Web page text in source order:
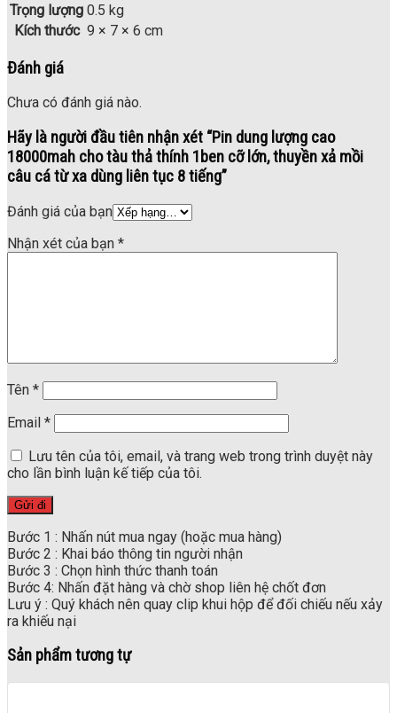
Trọng lượng 0.5 kg
Kích thước 9 × 7 × 6 cm
Đánh giá
Chưa có đánh giá nào.
Hãy là người đầu tiên nhận xét “Pin dung lượng cao
18000mah cho tàu thả thính 1ben cỡ lớn, thuyền xả mồi
câu cá từ xa dùng liên tục 8 tiếng”
Đánh giá của bạn
Nhận xét của bạn *
Tên *
Email *
Lưu tên của tôi, email, và trang web trong trình duyệt này
cho lần bình luận kế tiếp của tôi.
Bước 1 : Nhấn nút mua ngay (hoặc mua hàng)
Bước 2 : Khai báo thông tin người nhận
Bước 3 : Chọn hình thức thanh toán
Bước 4: Nhấn đặt hàng và chờ shop liên hệ chốt đơn
Lưu ý : Quý khách nên quay clip khui hộp để đối chiếu nếu xảy
ra khiếu nại
Sản phẩm tương tự